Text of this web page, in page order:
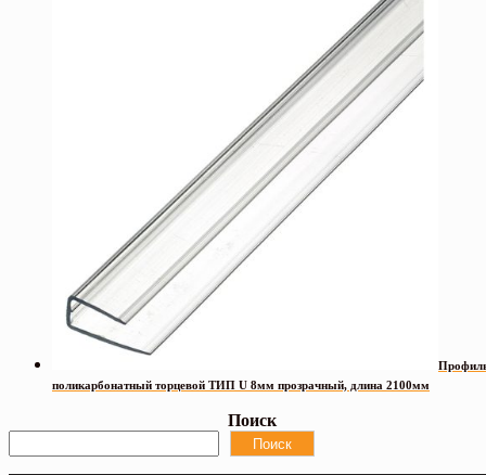
поликарбонатный торцевой ТИП U 8мм прозрачный, длина 2100мм
Поиск
Поиск